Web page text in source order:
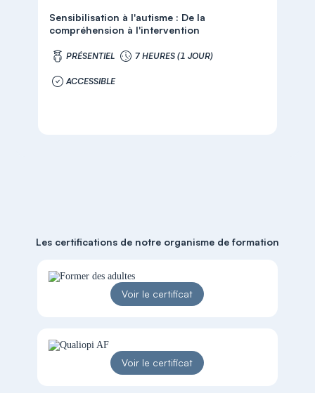
Sensibilisation à l'autisme : De la
compréhension à l'intervention
PRÉSENTIEL 7 HEURES (1 JOUR)
ACCESSIBLE
Les certifications de notre organisme de formation
Voir le certificat
Voir le certificat